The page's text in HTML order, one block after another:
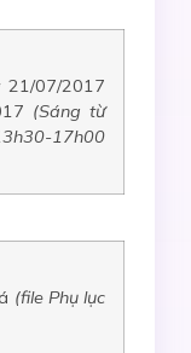
21/07/2017
(Sáng từ
17h00
(file Phụ lục